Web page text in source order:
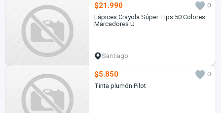
$21.990
0
Lápices Crayola Súper Tips 50 Colores
Marcadores U
Santiago
$5.850
0
Tinta plumón Pilot